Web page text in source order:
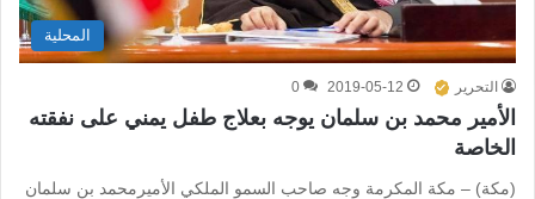
المحلية
التحرير 2019-05-12
0
الأمير محمد بن سلمان يوجه بعلاج طفل يمني على نفقته
الخاصة
(مكة) – مكة المكرمة وجه صاحب السمو الملكي الأميرمحمد بن سلمان